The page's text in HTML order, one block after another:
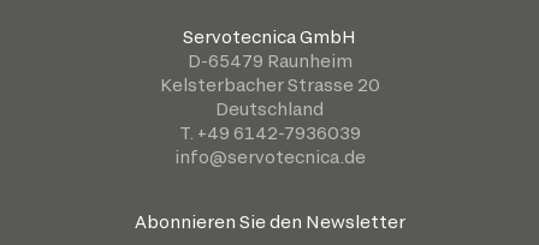
Servotecnica GmbH
D-65479 Raunheim
Kelsterbacher Strasse 20
Deutschland
T. +49 6142-7936039
info@servotecnica.de
Abonnieren Sie den Newsletter